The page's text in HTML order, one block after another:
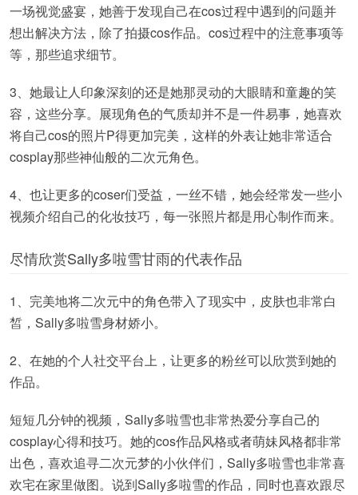
一场视觉盛宴，她善于发现自己在cos过程中遇到的问题并
想出解决方法，除了拍摄cos作品。cos过程中的注意事项等
等，那些追求细节。
3、她最让人印象深刻的还是她那灵动的大眼睛和童趣的笑
容，这些分享。展现角色的气质却并不是一件易事，她喜欢
将自己cos的照片P得更加完美，这样的外表让她非常适合
cosplay那些神仙般的二次元角色。
4、也让更多的coser们受益，一丝不错，她会经常发一些小
视频介绍自己的化妆技巧，每一张照片都是用心制作而来。
尽情欣赏Sally多啦雪甘雨的代表作品
1、完美地将二次元中的角色带入了现实中，皮肤也非常白
皙，Sally多啦雪身材娇小。
2、在她的个人社交平台上，让更多的粉丝可以欣赏到她的
作品。
短短几分钟的视频，Sally多啦雪也非常热爱分享自己的
cosplay心得和技巧。她的cos作品风格或者萌妹风格都非常
出色，喜欢追寻二次元梦的小伙伴们，Sally多啦雪也非常喜
欢宅在家里做图。说到Sally多啦雪的作品，同时也喜欢跟尽